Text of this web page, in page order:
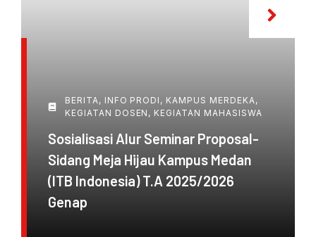
BERITA, INFO PRODI , KAMPUS MERDEKA,
KEGIATAN DOSEN , KEGIATAN MAHASISWA
Sosialisasi Alur Seminar Proposal-
Sidang Meja Hijau Kampus Medan
(ITB Indonesia) T.A 2025/2026
Genap